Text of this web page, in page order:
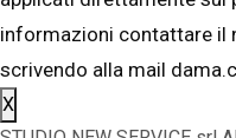
informazioni contattare il
scrivendo alla mail
X